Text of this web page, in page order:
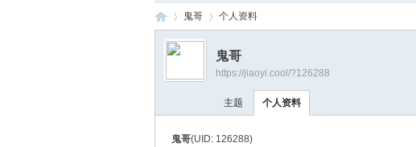
›
鬼哥
›
个人资料
鬼哥
https://jiaoyi.cool/?126288
主题 个人资料
鬼哥(UID: 126288)